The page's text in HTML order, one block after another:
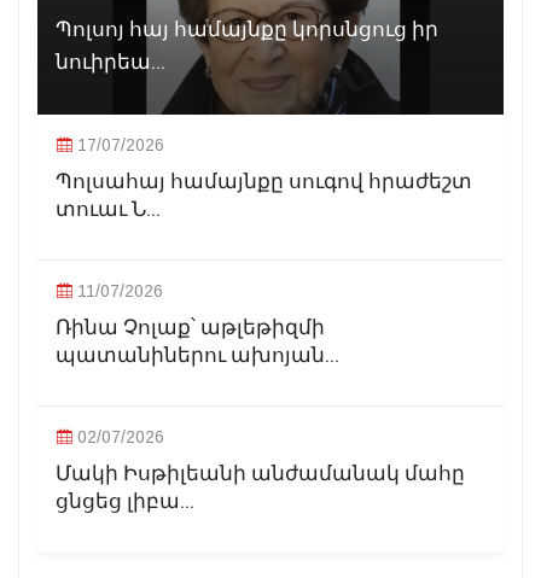
Պոլսոյ հայ համայնքը կորսնցուց իր
նուիրեա...
17/07/2026
Պոլսահայ համայնքը սուգով հրաժեշտ
տուաւ Ն...
11/07/2026
Ռինա Չոլաք՝ աթլեթիզմի
պատանիներու ախոյան...
02/07/2026
Մակի Իսթիլեանի անժամանակ մահը
ցնցեց լիբա...